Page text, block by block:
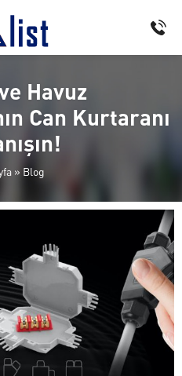
Havuz
Can Kurtaranı
» Blog